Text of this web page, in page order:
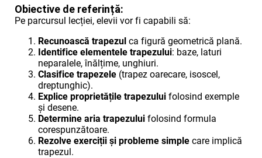
Obiective de referință:
Pe parcursul lecției, elevii vor fi capabili să:
Recunoască trapezul ca figură geometrică plană.
Identifice elementele trapezului: baze, laturi
neparalele, înălțime, unghiuri.
Clasifice trapezele (trapez oarecare, isoscel,
dreptunghic).
Explice proprietățile trapezului folosind exemple
și desene.
Determine aria trapezului folosind formula
corespunzătoare.
Rezolve exerciții și probleme simple care implică
trapezul.